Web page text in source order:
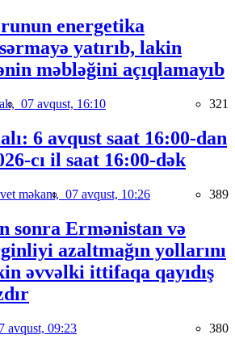
energetika
yatırıb, lakin
məbləğini açıqlamayıb
07 avqust, 16:10 321
6 avqust saat 16:00-dan
cı il saat 16:00-dək
məkanı, 07 avqust, 10:26 389
sonra Ermənistan və
azaltmağın yollarını
əvvəlki ittifaqa qayıdış
avqust, 09:23 380